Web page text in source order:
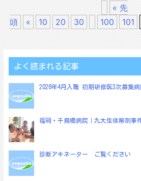
« 先
頭
« 10 20 30 100 101
よく読まれる記事
2026年4月入職 初期研修医3次募集
福岡・千鳥橋病院｜九大生体解剖事
診断アキネーター ご覧ください